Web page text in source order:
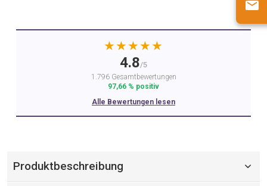
★★★★★
4.8/5
1.796 Gesamtbewertungen
97,66 % positiv
Alle Bewertungen lesen
Produktbeschreibung